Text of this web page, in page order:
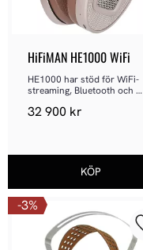
HiFiMAN HE1000 WiFi
HE1000 har stöd för WiFi-
streaming, Bluetooth och
32 900 kr
3%